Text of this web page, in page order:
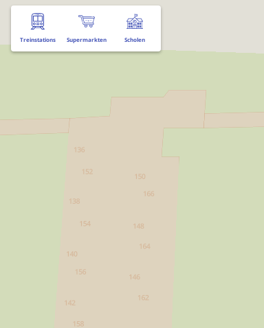
Treinstations Supermarkten Scholen